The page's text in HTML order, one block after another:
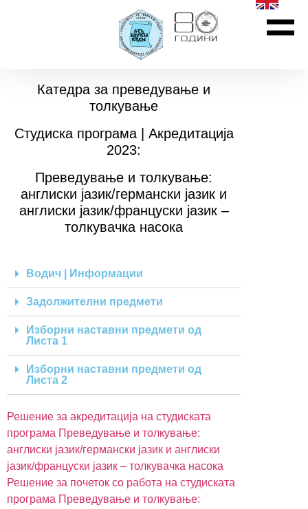
Катедра за преведување и
толкување
Студиска програма | Акредитација
2023:
Преведување и толкување:
англиски јазик/германски јазик и
англиски јазик/француски јазик –
толкувачка насока
Водич | Информации
Задолжителни предмети
Изборни наставни предмети од
Листа 1
Изборни наставни предмети од
Листа 2
Решение за акредитација на студиската
програма Преведување и толкување:
англиски јазик/германски јазик и англиски
јазик/француски јазик – толкувачка насока
Решение за почеток со работа на студиската
програма Преведување и толкување: